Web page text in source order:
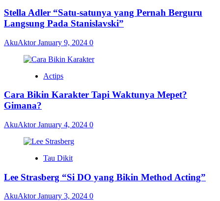
Stella Adler “Satu-satunya yang Pernah Berguru
Langsung Pada Stanislavski”
AkuAktorJanuary 9, 2024 0
Actips
Cara Bikin Karakter Tapi Waktunya Mepet?
Gimana?
AkuAktorJanuary 4, 2024 0
Tau Dikit
Lee Strasberg “Si DO yang Bikin Method Acting”
AkuAktorJanuary 3, 2024 0